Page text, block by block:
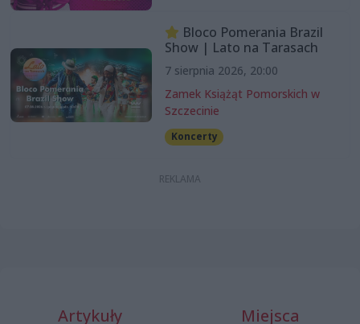
Bloco Pomerania Brazil
Show | Lato na Tarasach
7 sierpnia 2026, 20:00
Zamek Książąt Pomorskich w
Szczecinie
Koncerty
Artykuły Miejsca